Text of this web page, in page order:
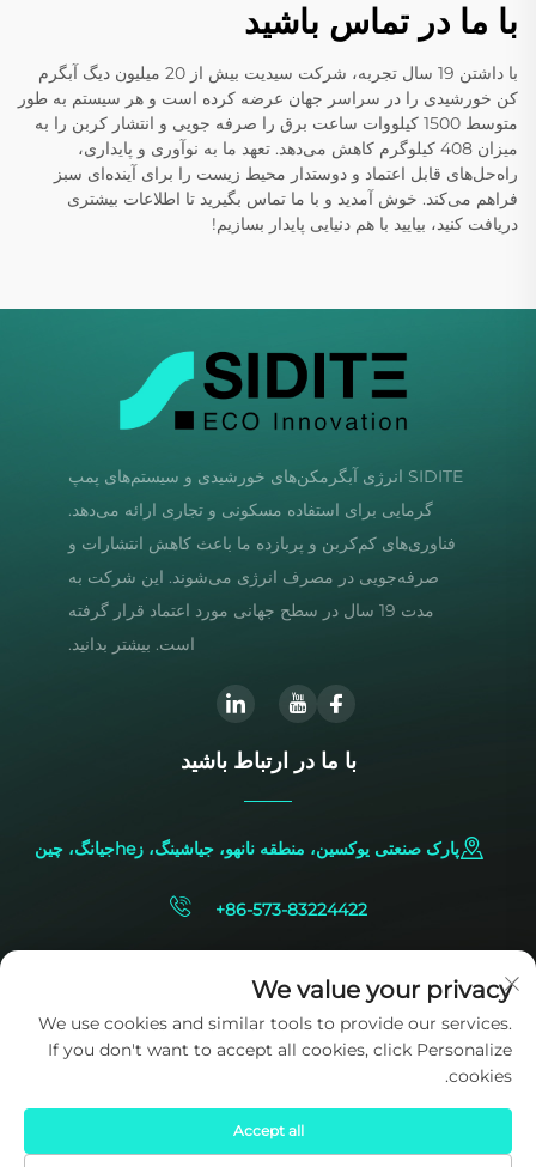
با ما در تماس باشید
با داشتن 19 سال تجربه، شرکت سیدیت بیش از 20 میلیون دیگ آبگرم
کن خورشیدی را در سراسر جهان عرضه کرده است و هر سیستم به طور
متوسط 1500 کیلووات ساعت برق را صرفه جویی و انتشار کربن را به
میزان 408 کیلوگرم کاهش می‌دهد. تعهد ما به نوآوری و پایداری،
راه‌حل‌های قابل اعتماد و دوستدار محیط زیست را برای آینده‌ای سبز
فراهم می‌کند. خوش آمدید و با ما تماس بگیرید تا اطلاعات بیشتری
دریافت کنید، بیایید با هم دنیایی پایدار بسازیم!
SIDITE انرژی آبگرمکن‌های خورشیدی و سیستم‌های پمپ
گرمایی برای استفاده مسکونی و تجاری ارائه می‌دهد.
فناوری‌های کم‌کربن و پربازده ما باعث کاهش انتشارات و
صرفه‌جویی در مصرف انرژی می‌شوند. این شرکت به
مدت 19 سال در سطح جهانی مورد اعتماد قرار گرفته
است. بیشتر بدانید.
با ما در ارتباط باشید
پارک صنعتی یوکسین، منطقه نانهو، جیاشینگ، زheجیانگ، چین
+86-573-83224422
سیاست حفظ حریم خصوصی
We value your privacy
We use cookies and similar tools to provide our services.
If you don't want to accept all cookies, click Personalize
cookies.
Accept all